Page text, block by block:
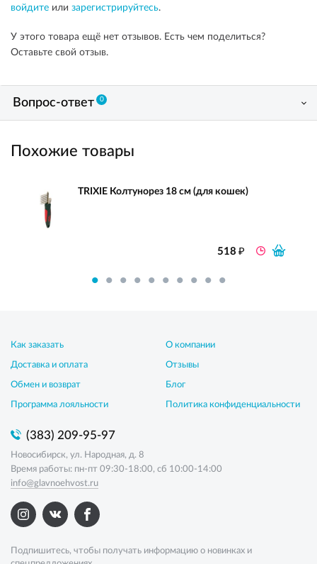
войдите или зарегистрируйтесь.
У этого товара ещё нет отзывов. Есть чем поделиться?
Оставьте свой отзыв.
Вопрос-ответ 0
Похожие товары
TRIXIE Колтунорез 18 см (для кошек)
518₽
Как заказать
Доставка и оплата
Обмен и возврат
Программа лояльности
О компании
Отзывы
Блог
Политика конфиденциальности
(383) 209-95-97
Новосибирск, ул. Народная, д. 8
Время работы: пн-пт 09:30-18:00, сб 10:00-14:00
info@glavnoehvost.ru
Подпишитесь, чтобы получать информацию о новинках и